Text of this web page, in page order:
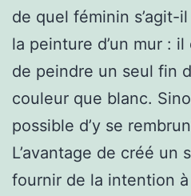
de quel féminin s’agit-
la peinture d’un mur :
de peindre un seul fin
couleur que blanc.
possible d’y se
L’avantage de créé un
fournir de la intention